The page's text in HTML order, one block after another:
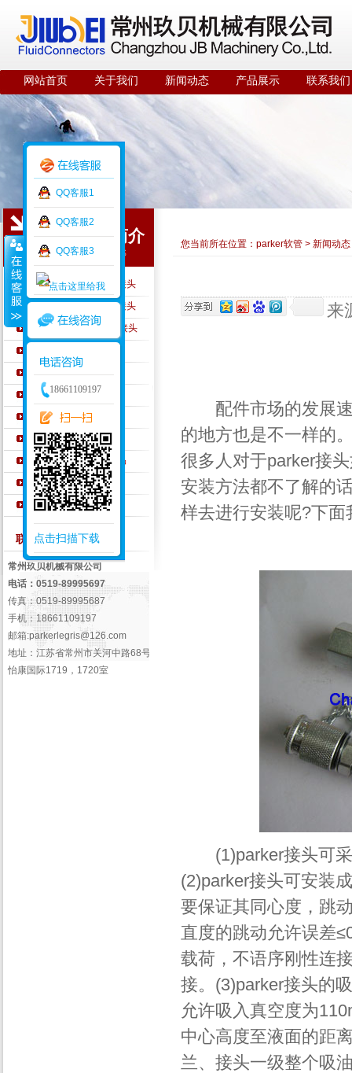
网站首页 关于我们 新闻动态 产品展示 联系我们
公司简介
ABOUT US
PARKER硬管及硬管接头
PARKER软管及软管接头
PARKER A-LOK仪表接头
PARKER密封件
PARKER液压元件
Walterscheid钢管接头
AEROQUIP胶管
WINNER宁波永华产品
EMB液压管接头
盖茨GATES软管
联系我们 /Contact Us
常州玖贝机械有限公司
电话：0519-89995697
传真：0519-89995687
手机：18661109197
邮箱:parkerlegris@126.com
地址：江苏省常州市关河中路68号
怡康国际1719，1720室
您当前所在位置： parker软管 > 新闻动态
来
配件市场的发展速
的地方也是不一样的
很多人对于parker接
安装方法都不了解的
样去进行安装呢?下
(1)parker接头可采
(2)parker接头可安装
要保证其同心度，跳
直度的跳动允许误差
载荷，不语序刚性连
接。(3)parker接头的
允许吸入真空度为
中心高度至液面的距
兰、接头一级整个吸
QQ客服1
QQ客服2
QQ客服3
18661109197
点击扫描下载